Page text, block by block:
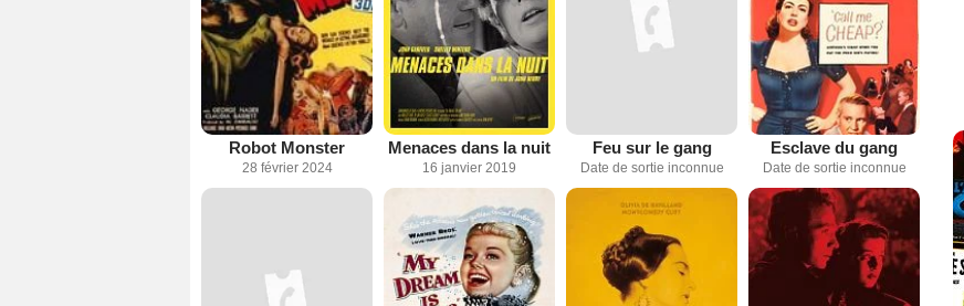
Robot Monster
28 février 2024
Menaces dans la nuit
16 janvier 2019
Feu sur le gang
Date de sortie inconnue
Esclave du gang
Date de sortie inconnue